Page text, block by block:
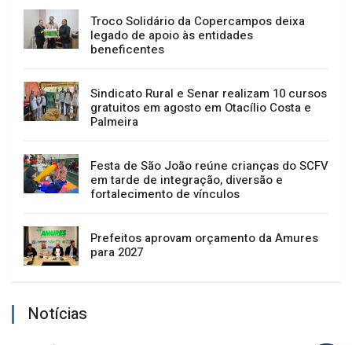
Troco Solidário da Copercampos deixa
legado de apoio às entidades
beneficentes
Sindicato Rural e Senar realizam 10 cursos
gratuitos em agosto em Otacílio Costa e
Palmeira
Festa de São João reúne crianças do SCFV
em tarde de integração, diversão e
fortalecimento de vínculos
Prefeitos aprovam orçamento da Amures
para 2027
Notícias